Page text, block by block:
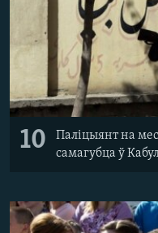
10
Паліцыянт на
самагубца ў